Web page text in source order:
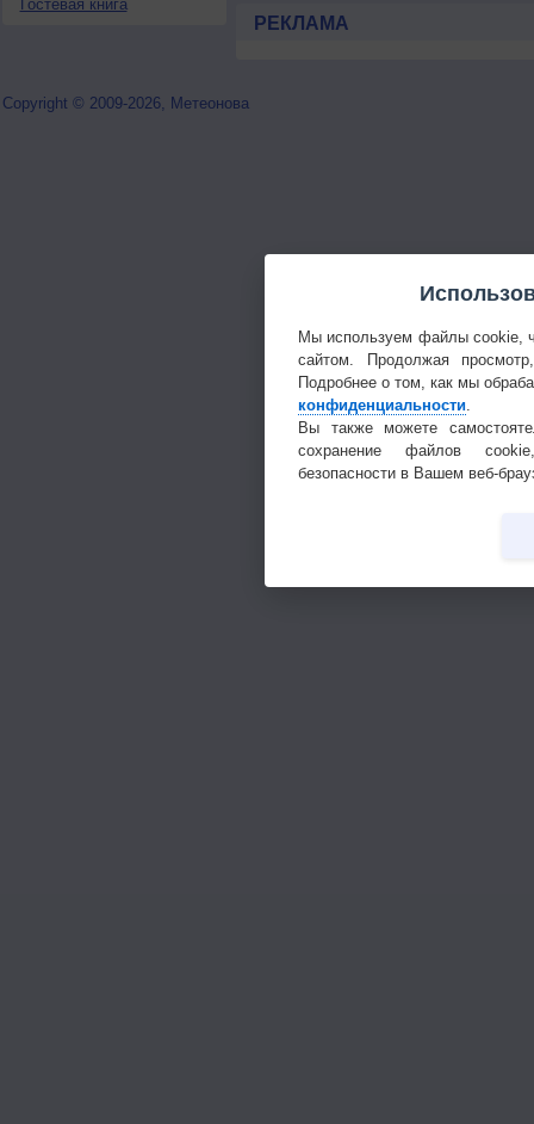
Гостевая книга
РЕКЛАМА
Copyright © 2009-2026, Метеонова
Мы используем файлы cookie,
сайтом. Продолжая
Подробнее о том, как мы
конфиденциальности
Вы также можете
сохранение файлов
безопасности в Вашем веб-